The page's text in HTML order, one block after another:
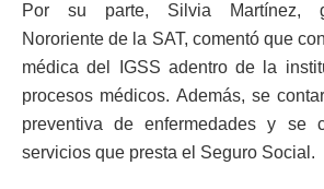
Por su parte, Silvia Martínez,
Nororiente de la SAT, comentó que
médica del IGSS adentro de la
procesos médicos. Además, se
preventiva de enfermedades y se
servicios que presta el Seguro Social.